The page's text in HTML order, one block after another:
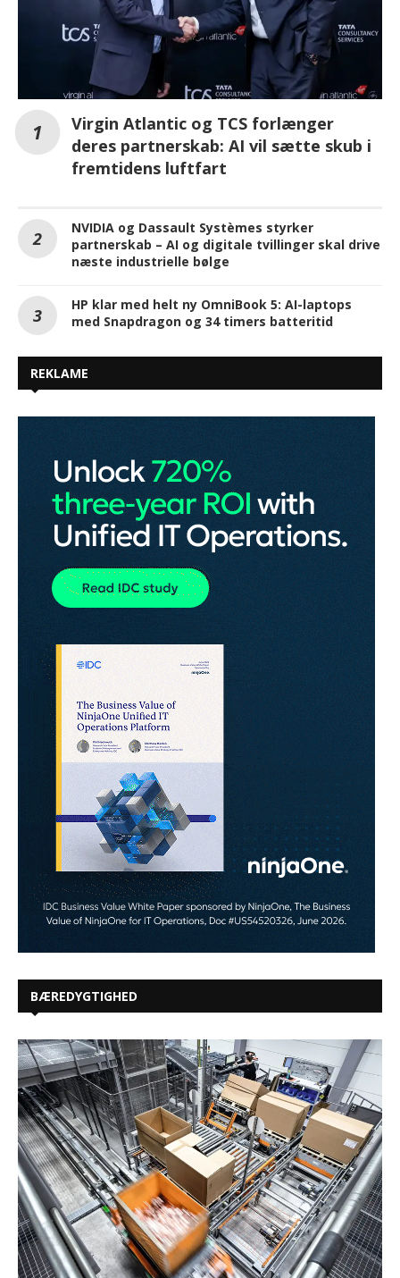
Virgin Atlantic og TCS forlænger
deres partnerskab: AI vil sætte skub i
fremtidens luftfart
NVIDIA og Dassault Systèmes styrker
partnerskab – AI og digitale tvillinger skal drive
næste industrielle bølge
HP klar med helt ny OmniBook 5: AI-laptops
med Snapdragon og 34 timers batteritid
REKLAME
BÆREDYGTIGHED